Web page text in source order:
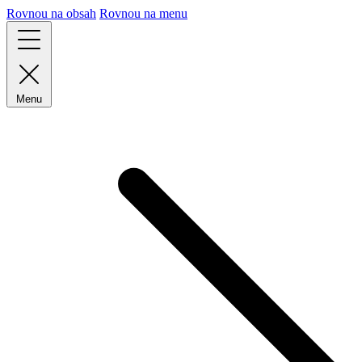
Rovnou na obsah Rovnou na menu
Menu